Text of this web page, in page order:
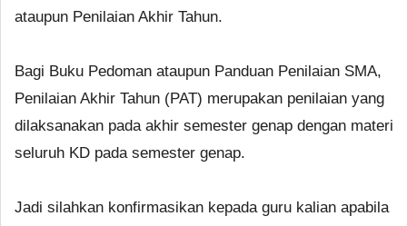
ataupun Penilaian Akhir Tahun.
Bagi Buku Pedoman ataupun Panduan Penilaian SMA,
Penilaian Akhir Tahun (PAT) merupakan penilaian yang
dilaksanakan pada akhir semester genap dengan materi
seluruh KD pada semester genap.
Jadi silahkan konfirmasikan kepada guru kalian apabila